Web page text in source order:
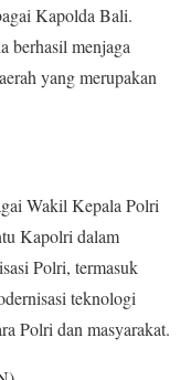
Kapolda Bali.
berhasil menjaga
yang merupakan
Wakil Kepala Polri
Kapolri dalam
Polri, termasuk
teknologi
Polri dan masyarakat.